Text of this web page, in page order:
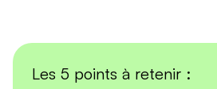
Les 5 points à retenir :